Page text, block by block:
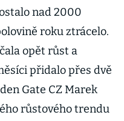
nad 2000
roku ztrácelo.
opět růst a
přidalo přes dvě
Gate CZ Marek
růstového trendu